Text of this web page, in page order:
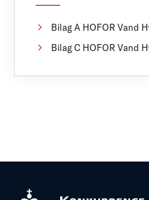
Bilag A HOFOR Vand
Bilag C HOFOR Vand